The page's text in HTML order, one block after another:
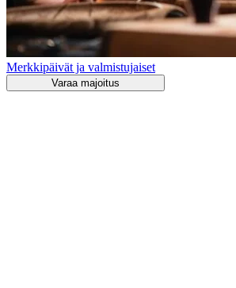
Merkkipäivät ja valmistujaiset
Varaa majoitus